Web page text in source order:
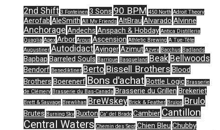
2nd Shift 3 Fonteinen 3 Sons 90 BPM 450 North Adroit Theory
Aerofab AleSmith All My Friends AltBrau Alvarado Alvinne
Anchorage Andechs Anspach & Hobday Antica Distilleria
Quaglia Apex Arbor Arpus Ascension Athletic Brewing A Tue-Tête
Augustiner AutodidactAyingerAzimut Azvex Bacchus Badlands
Bapbap Barreled Souls Barrique Basqueland Beak Bellwoods
Bendorf Benediktiner Berto Bissell Brothers Blood
Brothers Boerenerf Bons d'achat Bottle Logic Brasserie
de Clémery Brasserie du Bas-Canada Brasserie du Grillen Brekeriet
Brett & Sauvage Brewlihan BreWskey Brick & Feather Brujos Brulo
Brutes Burning Sky Buxton Ca' del Brado Cambier Cantillon
Central Waters Chemin des Sept Chien Bleu Chubby